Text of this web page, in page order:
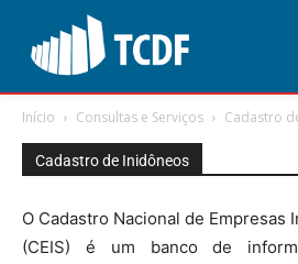
Início Consultas e Serviços Cadastro
Cadastro de Inidôneos
O Cadastro Nacional de Empresas
(CEIS) é um banco de